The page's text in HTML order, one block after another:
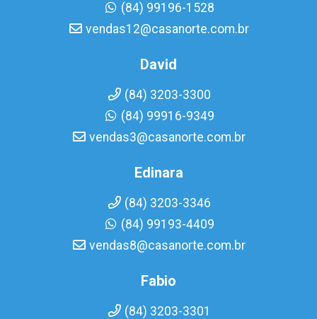
(84) 99196-1528
vendas12@casanorte.com.br
David
(84) 3203-3300
(84) 99916-9349
vendas3@casanorte.com.br
Edinara
(84) 3203-3346
(84) 99193-4409
vendas8@casanorte.com.br
Fabio
(84) 3203-3301